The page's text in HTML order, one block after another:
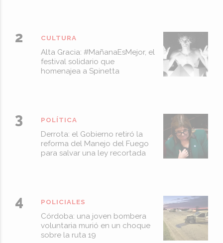
Alta Gracia: #MañanaEsMejor, el
festival solidario que
homenajea a Spinetta
CULTURA
Derrota: el Gobierno retiró la
reforma del Manejo del Fuego
para salvar una ley recortada
POLÍTICA
Córdoba: una joven bombera
voluntaria murió en un choque
sobre la ruta 19
POLICIALES